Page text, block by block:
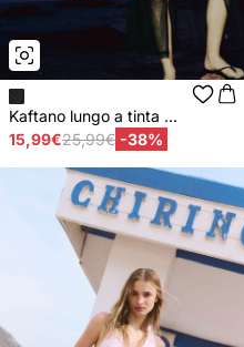
Kaftano lungo a tinta ...
15,99€25,99€ -38%